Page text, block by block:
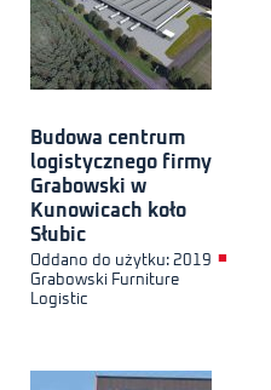
Budowa centrum
logistycznego firmy
Grabowski w
Kunowicach koło
Słubic
Oddano do użytku: 2019 ■
Grabowski Furniture
Logistic